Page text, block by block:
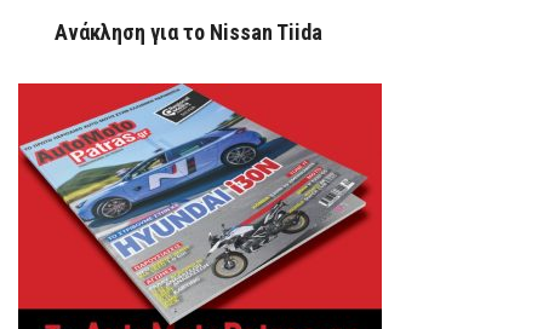
Ανάκληση για το Nissan Tiida